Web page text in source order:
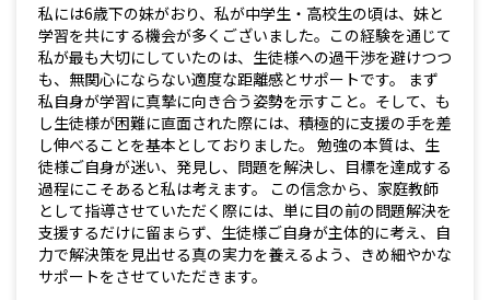
私には6歳下の妹がおり、私が中学生・高校生の頃は、妹と
学習を共にする機会が多くございました。この経験を通じて
私が最も大切にしていたのは、生徒様への過干渉を避けつつ
も、無関心にならない適度な距離感とサポートです。 まず
私自身が学習に真摯に向き合う姿勢を示すこと。そして、も
し生徒様が困難に直面された際には、積極的に支援の手を差
し伸べることを基本としておりました。 勉強の本質は、生
徒様ご自身が迷い、発見し、問題を解決し、目標を達成する
過程にこそあると私は考えます。 この信念から、家庭教師
として指導させていただく際には、単に目の前の問題解決を
支援するだけに留まらず、生徒様ご自身が主体的に考え、自
力で解決策を見出せる真の実力を養えるよう、きめ細やかな
サポートをさせていただきます。